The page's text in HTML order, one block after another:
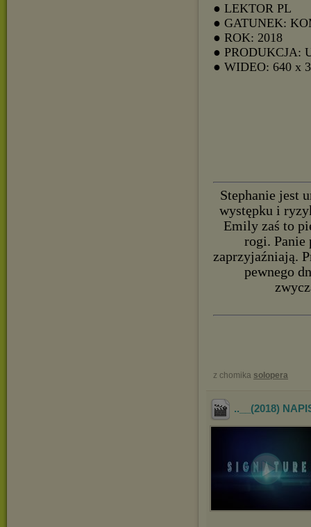
● LEKTOR PL
● GATUNEK:
● ROK: 2018
● PRODUKCJA:
● WIDEO: 640 x
Stephanie jest
występku i
Emily zaś to
rogi. Panie
zaprzyjaźniają.
pewnego
z chomika solopera
..__(2018)